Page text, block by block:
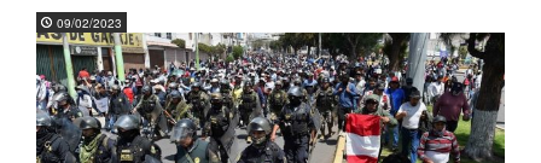
09/02/2023